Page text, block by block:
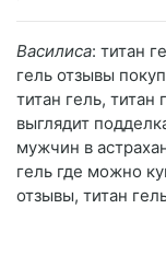
Василиса: титан
гель отзывы
титан гель, титан
выглядит
мужчин в
гель где можно
отзывы, титан